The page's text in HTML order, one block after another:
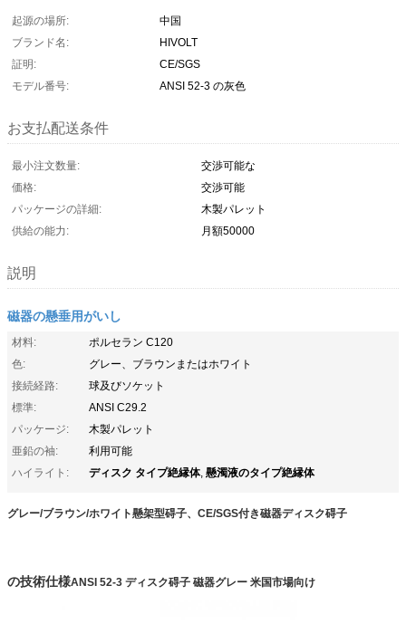
起源の場所:
中国
ブランド名:
HIVOLT
証明:
CE/SGS
モデル番号:
ANSI 52-3 の灰色
お支払配送条件
最小注文数量:
交渉可能な
価格:
交渉可能
パッケージの詳細:
木製パレット
供給の能力:
月額50000
説明
磁器の懸垂用がいし
材料:
ポルセラン C120
色:
グレー、ブラウンまたはホワイト
接続経路:
球及びソケット
標準:
ANSI C29.2
パッケージ:
木製パレット
亜鉛の袖:
利用可能
ハイライト:
ディスク タイプ絶縁体, 懸濁液のタイプ絶縁体
グレー/ブラウン/ホワイト懸架型碍子、CE/SGS付き磁器ディスク碍子
の技術仕様ANSI 52-3 ディスク碍子 磁器グレー 米国市場向け